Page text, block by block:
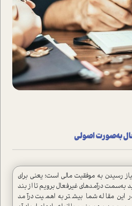
به‌صورت اصولی
رسیدن به موفقیت مالی است؛ یعنی برای
به‌سمت درآمدهای غیرفعال برویم تا از بند
این مقاله شما بیشتر به اهمیت درآمد